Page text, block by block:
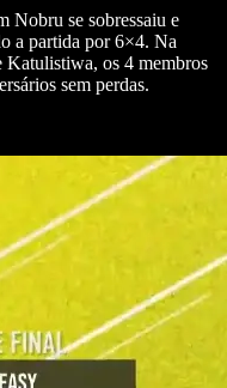
Nobru se sobressaiu e
a partida por 6×4. Na
Katulistiwa, os 4 membros
sem perdas.